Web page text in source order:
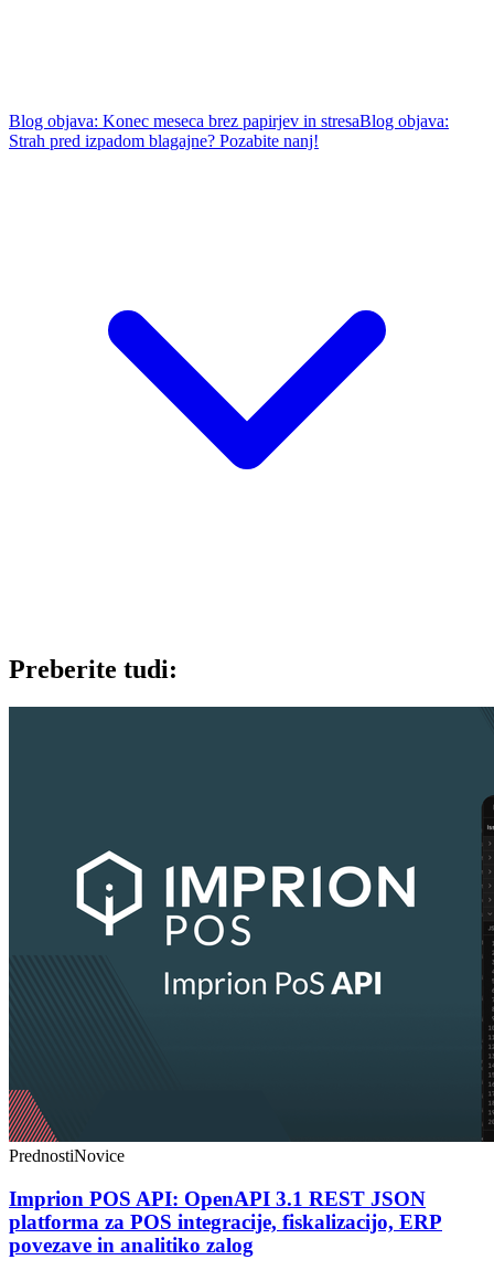
Blog objava: Konec meseca brez papirjev in stresaBlog objava:
Strah pred izpadom blagajne? Pozabite nanj!
Preberite tudi:
PrednostiNovice
Imprion POS API: OpenAPI 3.1 REST JSON
platforma za POS integracije, fiskalizacijo, ERP
povezave in analitiko zalog